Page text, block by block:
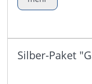
Silber-Paket